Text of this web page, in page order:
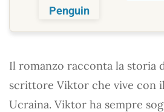
Il romanzo racconta la storia
scrittore Viktor che vive con
Ucraina. Viktor ha sempre